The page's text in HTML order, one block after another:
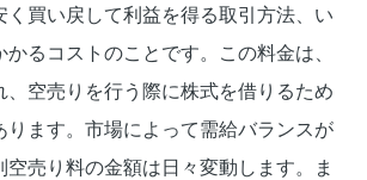
く買い戻して利益を得る取引方法、い
るコストのことです。この料金は、
、空売りを行う際に株式を借りるため
ります。市場によって需給バランスが
空売り料の金額は日々変動します。ま